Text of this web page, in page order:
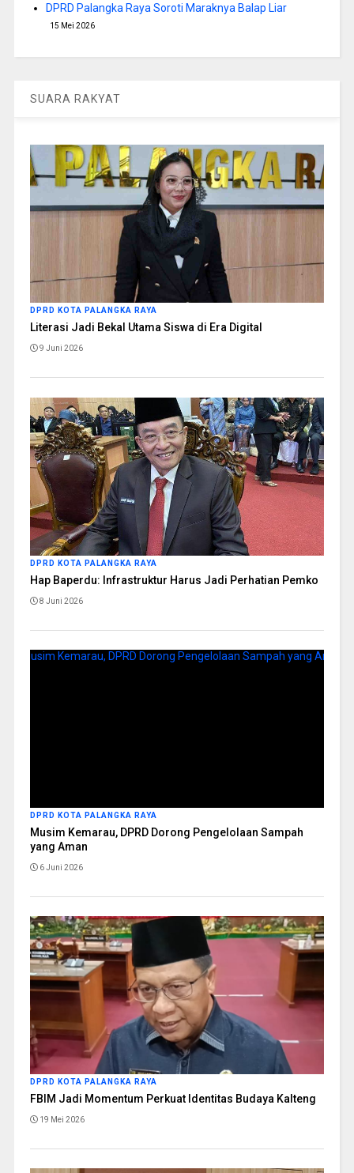
DPRD Palangka Raya Soroti Maraknya Balap Liar
15 Mei 2026
SUARA RAKYAT
DPRD KOTA PALANGKA RAYA
Literasi Jadi Bekal Utama Siswa di Era Digital
9 Juni 2026
DPRD KOTA PALANGKA RAYA
Hap Baperdu: Infrastruktur Harus Jadi Perhatian Pemko
8 Juni 2026
DPRD KOTA PALANGKA RAYA
Musim Kemarau, DPRD Dorong Pengelolaan Sampah
yang Aman
6 Juni 2026
DPRD KOTA PALANGKA RAYA
FBIM Jadi Momentum Perkuat Identitas Budaya Kalteng
19 Mei 2026